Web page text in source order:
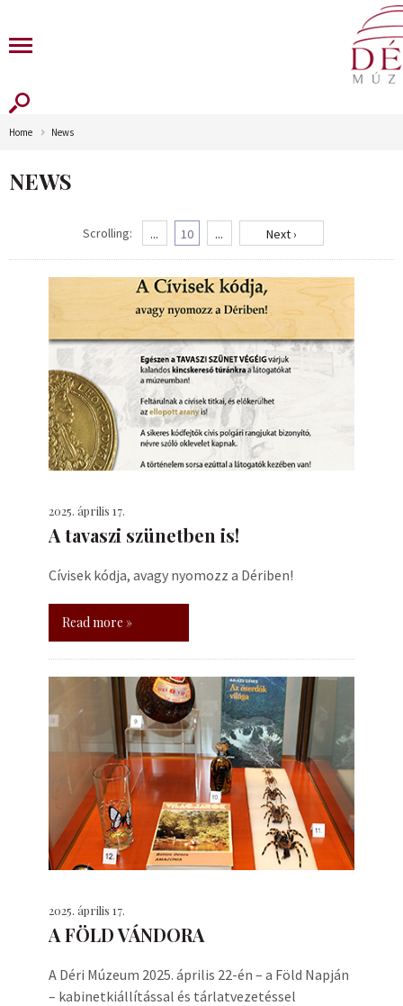
Home News
NEWS
Scrolling: ... 10 ... Next ›
2025. április 17.
A tavaszi szünetben is!
Cívisek kódja, avagy nyomozz a Dériben!
Read more »
2025. április 17.
A FÖLD VÁNDORA
A Déri Múzeum 2025. április 22-én – a Föld Napján
– kabinetkiállítással és tárlatvezetéssel